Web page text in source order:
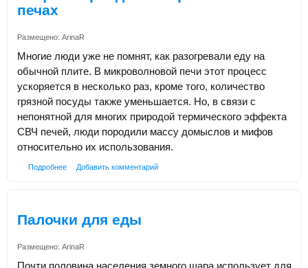
печах
Размещено: ArinaR
Многие люди уже не помнят, как разогревали еду на
обычной плите. В микроволновой печи этот процесс
ускоряется в несколько раз, кроме того, количество
грязной посуды также уменьшается. Но, в связи с
непонятной для многих природой термического эффекта
СВЧ печей, люди породили массу домыслов и мифов
относительно их использования.
Подробнее Добавить комментарий
Палочки для еды
Размещено: ArinaR